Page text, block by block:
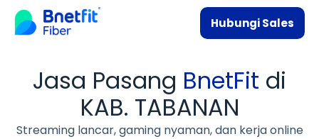
Hubungi Sales
Jasa Pasang BnetFit di
KAB. TABANAN
Streaming lancar, gaming nyaman, dan kerja online